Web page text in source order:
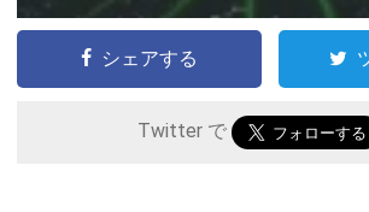
シェアする
Twitter で